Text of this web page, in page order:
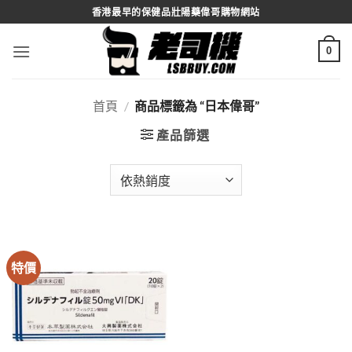
to
content
香港最早的保健品壯陽藥偉哥購物網站
0
首頁 / 商品標籤為 “日本偉哥”
產品篩選
特價